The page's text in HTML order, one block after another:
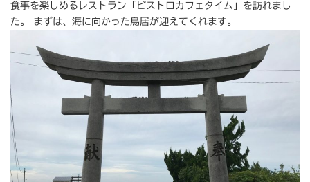
食事を楽しめるレストラン「ビストロカフェタイム」を訪れまし
た。 まずは、海に向かった鳥居が迎えてくれます。